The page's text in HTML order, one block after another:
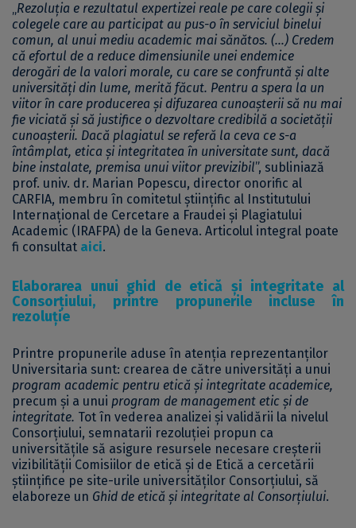
„Rezoluția e rezultatul expertizei reale pe care colegii și
colegele care au participat au pus-o în serviciul binelui
comun, al unui mediu academic mai sănătos. (…) Credem
că efortul de a reduce dimensiunile unei endemice
derogări de la valori morale, cu care se confruntă și alte
universități din lume, merită făcut. Pentru a spera la un
viitor în care producerea și difuzarea cunoașterii să nu mai
fie viciată și să justifice o dezvoltare credibilă a societății
cunoașterii. Dacă plagiatul se referă la ceva ce s-a
întâmplat, etica și integritatea în universitate sunt, dacă
bine instalate, premisa unui viitor previzibil”, subliniază
prof. univ. dr. Marian Popescu, director onorific al
CARFIA, membru în comitetul științific al Institutului
Internațional de Cercetare a Fraudei și Plagiatului
Academic (IRAFPA) de la Geneva. Articolul integral poate
fi consultat aici.
Elaborarea unui ghid de etică și integritate al
Consorțiului, printre propunerile incluse în
rezoluție
Printre propunerile aduse în atenția reprezentanților
Universitaria sunt: crearea de către universități a unui
program academic pentru etică și integritate academice,
precum și a unui program de management etic și de
integritate. Tot în vederea analizei și validării la nivelul
Consorțiului, semnatarii rezoluției propun ca
universitățile să asigure resursele necesare creșterii
vizibilității Comisiilor de etică și de Etică a cercetării
științifice pe site-urile universităților Consorțiului, să
elaboreze un Ghid de etică și integritate al Consorțiului.